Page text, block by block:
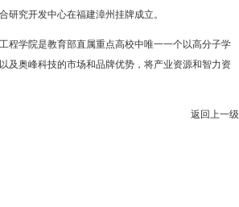
研究开发中心在福建漳州挂牌成立。
程学院是教育部直属重点高校中唯一一个以高分子学
及奥峰科技的市场和品牌优势，将产业资源和智力资
返回上一级